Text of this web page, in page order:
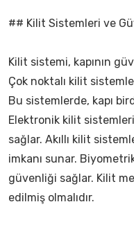
## Kilit Sistemleri ve
Kilit sistemi, kapının
Çok noktalı kilit
Bu sistemlerde, kapı
Elektronik kilit
sağlar. Akıllı kilit
imkanı sunar.
güvenliği sağlar. Kilit
edilmiş olmalıdır.